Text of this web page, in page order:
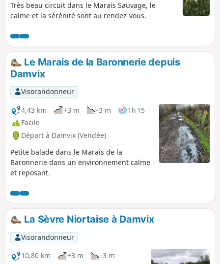
Très beau circuit dans le Marais Sauvage, le
calme et la sérénité sont au rendez-vous.
Le Marais de la Baronnerie depuis
Damvix
Visorandonneur
4,43 km
+3 m -3 m
1h 15
Facile
Départ à Damvix (Vendée)
Petite balade dans le Marais de la
Baronnerie dans un environnement calme
et reposant.
La Sèvre Niortaise à Damvix
Visorandonneur
10,80 km
+3 m
-3 m